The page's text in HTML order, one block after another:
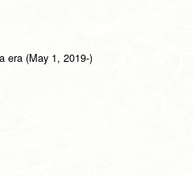
era (May 1, 2019-)